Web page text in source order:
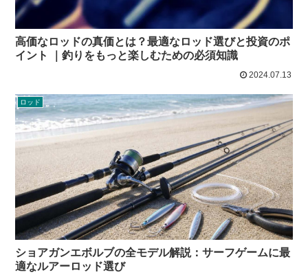
高価なロッドの真価とは？最適なロッド選びと投資のポ
イント ｜釣りをもっと楽しむための必須知識
2024.07.13
ロッド
ショアガンエボルブの全モデル解説：サーフゲームに最
適なルアーロッド選び